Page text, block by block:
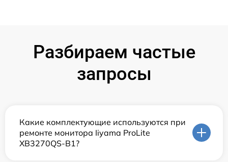
Разбираем частые
запросы
Какие комплектующие используются при
ремонте монитора Iiyama ProLite
XB3270QS-B1?